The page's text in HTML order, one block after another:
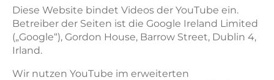
Diese Website bindet Videos der YouTube ein.
Betreiber der Seiten ist die Google Ireland Limited
(„Google“), Gordon House, Barrow Street, Dublin 4,
Irland.
Wir nutzen YouTube im erweiterten